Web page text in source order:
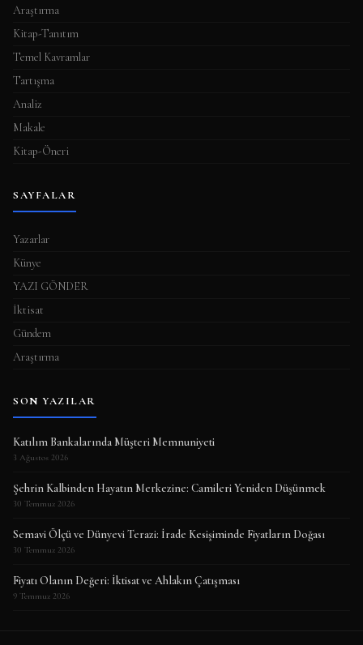
Araştırma
Kitap-Tanıtım
Temel Kavramlar
Tartışma
Analiz
Makale
Kitap-Öneri
SAYFALAR
Yazarlar
Künye
YAZI GÖNDER
İktisat
Gündem
Araştırma
SON YAZILAR
Katılım Bankalarında Müşteri Memnuniyeti
3 Ağustos 2026
Şehrin Kalbinden Hayatın Merkezine: Camileri Yeniden Düşünmek
30 Temmuz 2026
Semavi Ölçü ve Dünyevi Terazi: İrade Kesişiminde Fiyatların Doğası
30 Temmuz 2026
Fiyatı Olanın Değeri: İktisat ve Ahlakın Çatışması
9 Temmuz 2026